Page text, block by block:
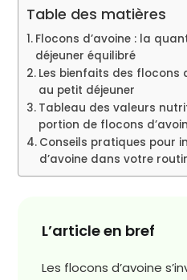
Table des matières
Flocons d’avoine : la
déjeuner équilibré
Les bienfaits des flocons
au petit déjeuner
Tableau des valeurs
portion de flocons
Conseils pratiques pour
d’avoine dans votre
L’article en bref
Les flocons d’avoine